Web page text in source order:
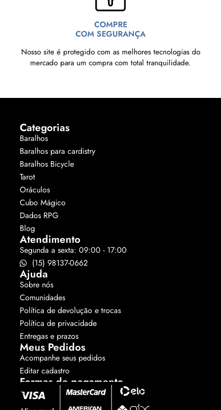
COMPRE
COM SEGURANÇA
Nosso site é protegido com as melhores tecnologias do
mercado para um compra com total tranquilidade.
Categorias
Baralhos
Baralhos para cardistry
Baralhos Bicycle
Tarot
Oráculos
Cubo Mágico
Dados RPG
Blog
Atendimento
Segunda a sexta: 09:00 - 17:00
(15) 98137-0662
Ajuda
Sobre nós
Comunidades
Política de devolução e trocas
Política de privacidade
Entregas e prazos
Meus Pedidos
Acompanhe seus pedidos
Editar cadastro
Formas de pagamento